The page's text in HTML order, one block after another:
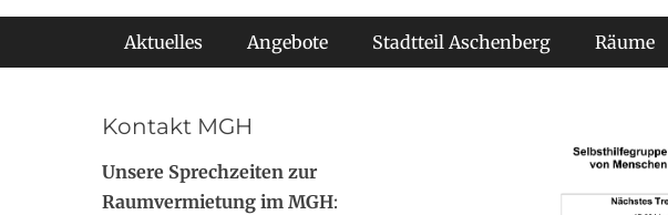
Primäres Menü
Aktuelles Angebote Stadtteil Aschenberg Räume
Kontakt MGH
Unsere Sprechzeiten zur
Raumvermietung im MGH: